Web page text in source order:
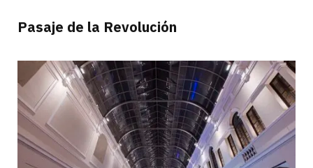
Pasaje de la Revolución